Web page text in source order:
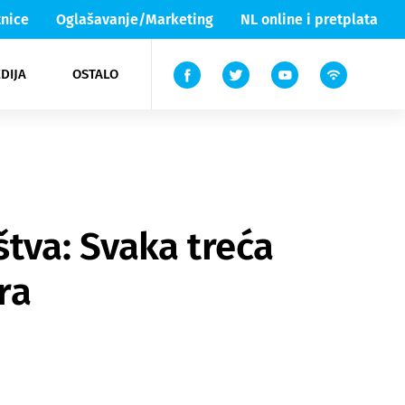
Oglašavanje/Marketing NL online i pretplata
OSTALO
Lika & Senj
TV
Svaka treća